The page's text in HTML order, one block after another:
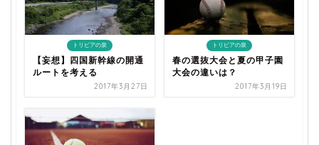
トリビアの泉
【妄想】四国新幹線の開通
ルートを考える
2017年3月27日
トリビアの泉
春の選抜大会と夏の甲子園
大会の違いは？
2017年3月19日